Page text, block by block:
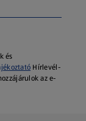
és
Hírlevél-
az e-